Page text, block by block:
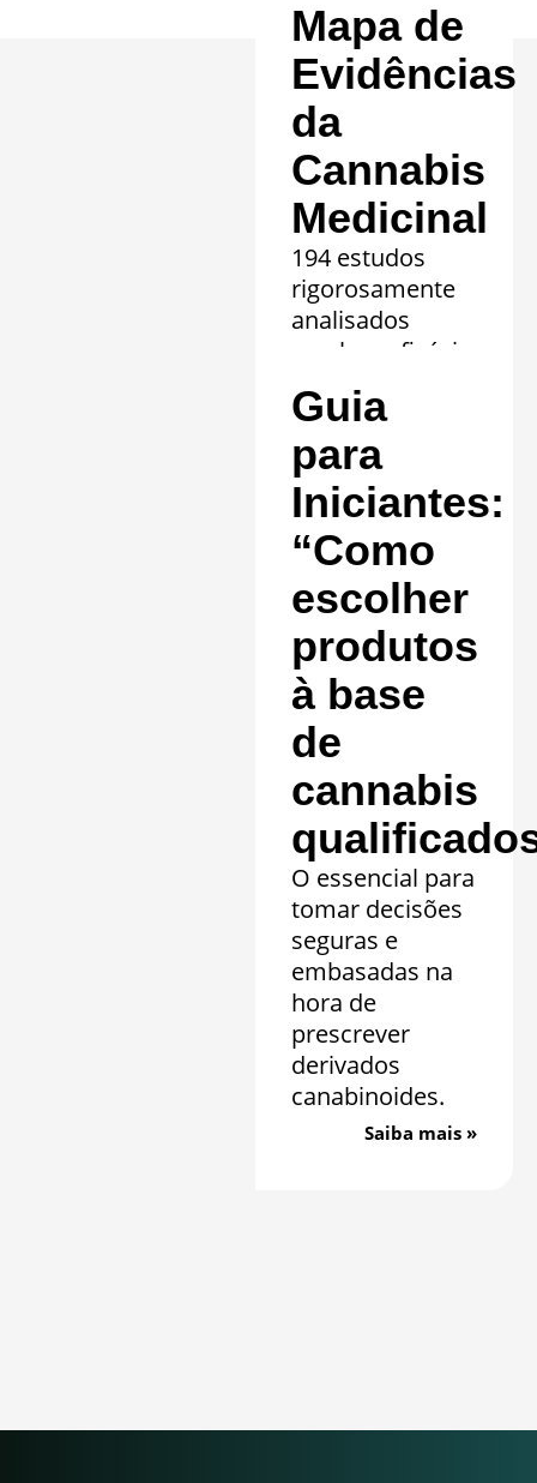
Mapa de
Evidências
da
Cannabis
Medicinal
194 estudos
rigorosamente
analisados
revelam eficácia
comprovada em
20 quadros
clínicos.
Saiba mais »
Guia
para
Iniciantes:
“Como
escolher
produtos
à base
de
cannabis
O essencial para
tomar decisões
seguras e
embasadas na
hora de
prescrever
derivados
canabinoides.
Saiba mais »